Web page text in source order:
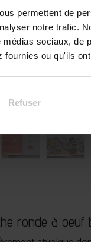
permettent de
notre trafic.
médias sociaux, de
fournies ou qu'ils
Refuser
ronde à oeuf